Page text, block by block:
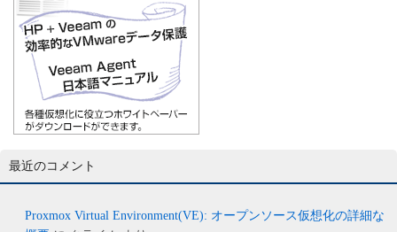
最近のコメント
Proxmox Virtual Environment(VE): オープンソース仮想化の詳細な